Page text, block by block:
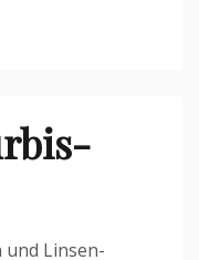
und Linsen-